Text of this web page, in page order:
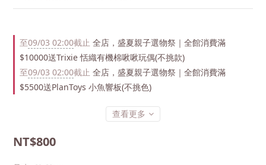
至09/03 02:00截止 全店，盛夏親子選物祭｜全館消費滿
$10000送Trixie 恬織有機棉啾啾玩偶(不挑款)
至09/03 02:00截止 全店，盛夏親子選物祭｜全館消費滿
$5500送PlanToys 小魚響板(不挑色)
查看更多
NT$800